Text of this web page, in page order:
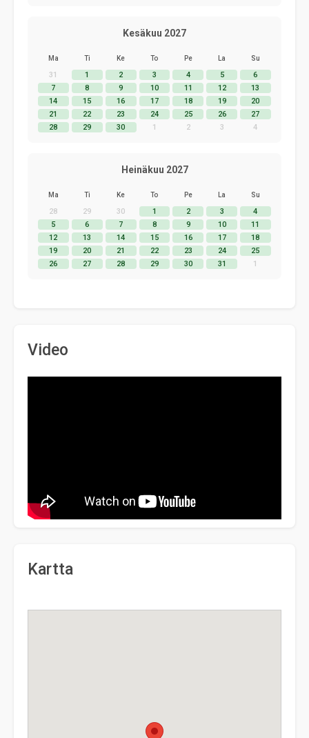
Kesäkuu 2027
Ma Ti Ke To Pe La Su
31 1 2 3 4 5
6
7
8 9 10 11 12
13
14
15 16 17 18 19
20
21
22 23 24 25 26
27
28
29 30 1 2 3 4
Heinäkuu 2027
Ma Ti Ke To Pe La Su
28 29 30 1 2 3
4
5
6 7 8 9 10
11
12
13 14 15 16 17
18
19
20 21 22 23 24
25
26
27 28 29 30 31 1
Video
Kartta